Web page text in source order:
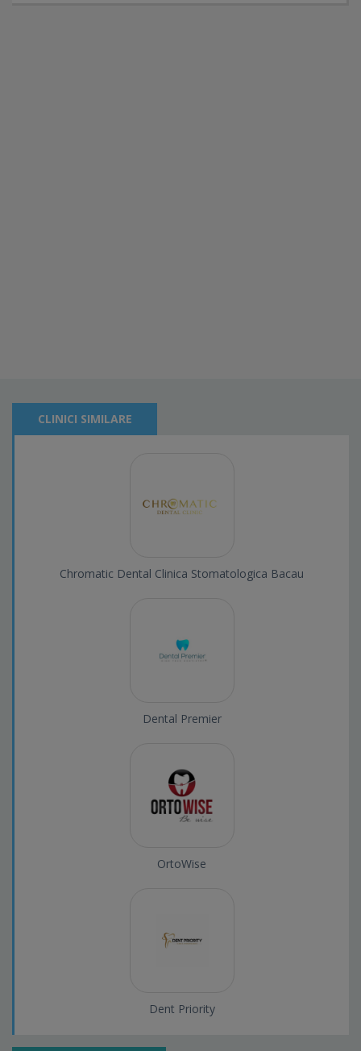
CLINICI SIMILARE
Chromatic Dental Clinica Stomatologica Bacau
Dental Premier
OrtoWise
Dent Priority